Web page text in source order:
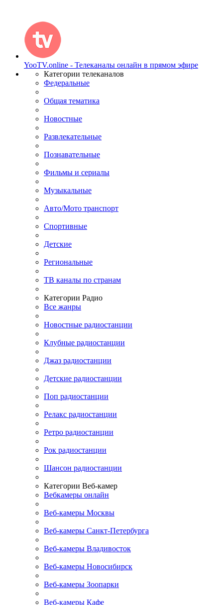
YooTV.online - Телеканалы онлайн в прямом эфире
Категории телеканалов
Федеральные
Общая тематика
Новостные
Развлекательные
Познавательные
Фильмы и сериалы
Музыкальные
Авто/Мото транспорт
Спортивные
Детские
Региональные
ТВ каналы по странам
Категории Радио
Все жанры
Новостные радиостанции
Клубные радиостанции
Джаз радиостанции
Детские радиостанции
Поп радиостанции
Релакс радиостанции
Ретро радиостанции
Рок радиостанции
Шансон радиостанции
Категории Веб-камер
Вебкамеры онлайн
Веб-камеры Москвы
Веб-камеры Санкт-Петербурга
Веб-камеры Владивосток
Веб-камеры Новосибирск
Веб-камеры Зоопарки
Веб-камеры Кафе